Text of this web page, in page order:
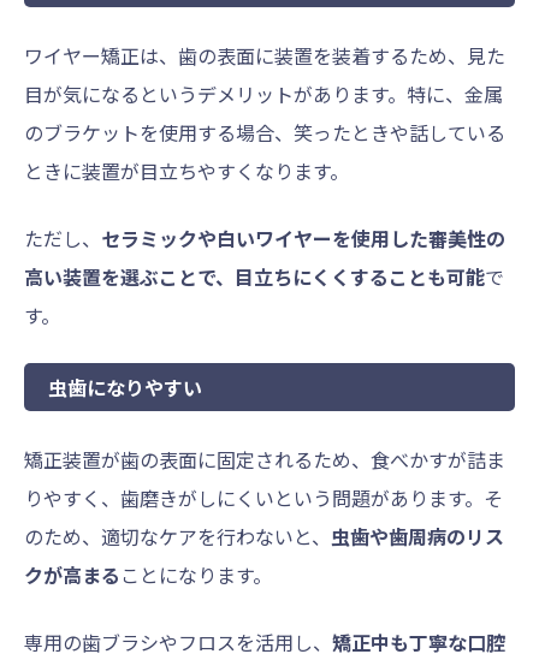
ワイヤー矯正は、歯の表面に装置を装着するため、見た
目が気になるというデメリットがあります。特に、金属
のブラケットを使用する場合、笑ったときや話している
ときに装置が目立ちやすくなります。
ただし、 セラミックや白いワイヤーを使用した審美性の
高い装置を選ぶことで、目立ちにくくすることも可能で
す。
虫歯になりやすい
矯正装置が歯の表面に固定されるため、食べかすが詰ま
りやすく、歯磨きがしにくいという問題があります。そ
のため、適切なケアを行わないと、 虫歯や歯周病のリス
クが高まる ことになります。
専用の歯ブラシやフロスを活用し、 矯正中も丁寧な口腔